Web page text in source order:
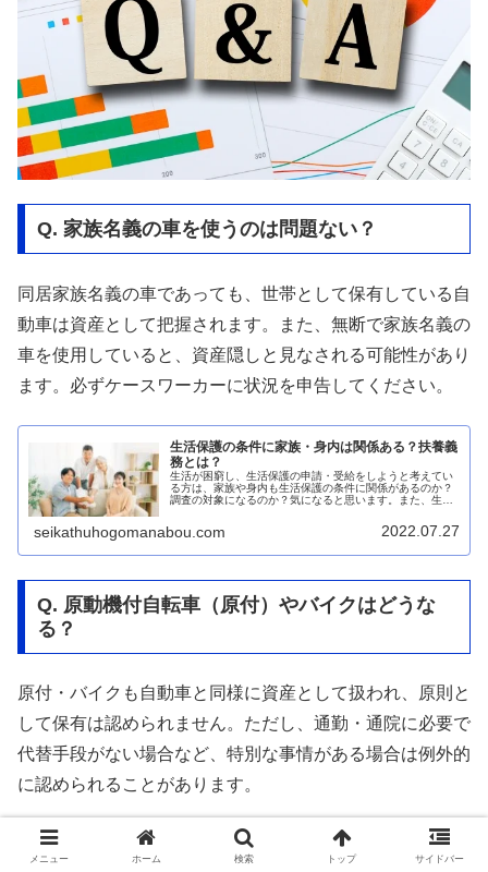
Q. 家族名義の車を使うのは問題ない？
同居家族名義の車であっても、世帯として保有している自
動車は資産として把握されます。また、無断で家族名義の
車を使用していると、資産隠しと見なされる可能性があり
ます。必ずケースワーカーに状況を申告してください。
生活保護の条件に家族・身内は関係ある？扶養義
務とは？
生活が困窮し、生活保護の申請・受給をしようと考えてい
る方は、家族や身内も生活保護の条件に関係があるのか？
調査の対象になるのか？気になると思います。また、生活
seikathuhogomanabou.com 2022.07.27
Q. 原動機付自転車（原付）やバイクはどうな
る？
原付・バイクも自動車と同様に資産として扱われ、原則と
して保有は認められません。ただし、通勤・通院に必要で
代替手段がない場合など、特別な事情がある場合は例外的
に認められることがあります。
生活保護のバイクの取り扱いは？バイクを処分し
なければいけない？
メニュー ホーム 検索 トップ サイドバー